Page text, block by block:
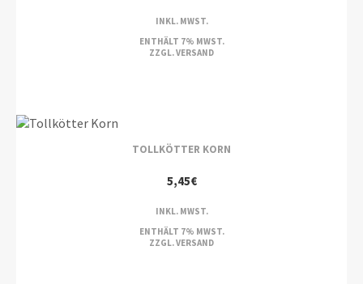
INKL. MWST.
ENTHÄLT 7% MWST.
ZZGL.VERSAND
TOLLKÖTTER KORN
5,45€
INKL. MWST.
ENTHÄLT 7% MWST.
ZZGL.VERSAND